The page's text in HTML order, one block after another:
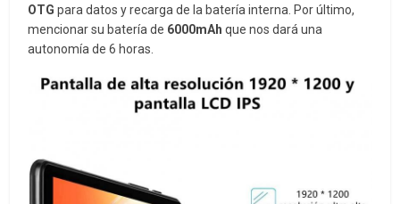
OTG para datos y recarga de la batería interna. Por último,
mencionar su batería de 6000mAh que nos dará una
autonomía de 6 horas.